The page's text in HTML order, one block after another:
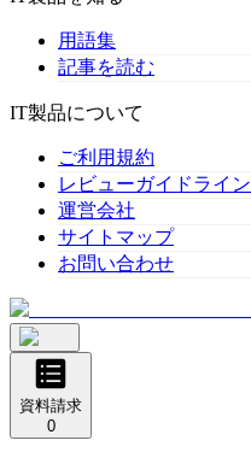
用語集
記事を読む
IT製品について
ご利用規約
レビューガイドライン
運営会社
サイトマップ
お問い合わせ
資料請求
0